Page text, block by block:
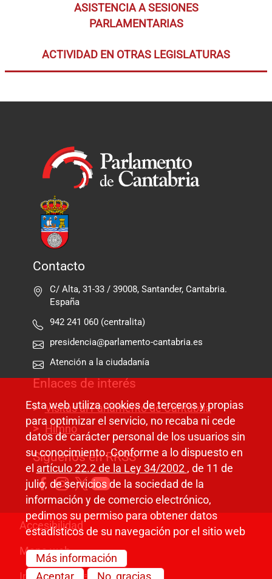
ASISTENCIA A SESIONES
PARLAMENTARIAS
ACTIVIDAD EN OTRAS LEGISLATURAS
Contacto
C/ Alta, 31-33 / 39008, Santander, Cantabria.
España
942 241 060 (centralita)
presidencia@parlamento-cantabria.es
Atención a la ciudadanía
Enlaces de interés
Visitas al Parlamento de Cantabria
Himno
Síguenos en RRSS
Pie de página
Accesibilidad
Mapa web
Información legal
Esta web utiliza cookies de terceros y propias
para optimizar el servicio, no recaba ni cede
datos de carácter personal de los usuarios sin
su conocimiento. Conforme a lo dispuesto en
el artículo 22.2 de la Ley 34/2002 , de 11 de
julio, de servicios de la sociedad de la
información y de comercio electrónico,
pedimos su permiso para obtener datos
estadísticos de su navegación por el sitio web
Más información
Aceptar
No, gracias.